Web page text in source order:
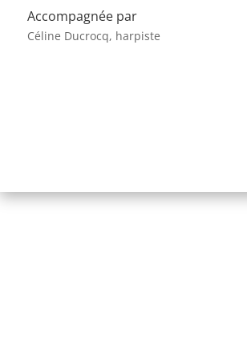
Accompagnée par
Céline Ducrocq, harpiste